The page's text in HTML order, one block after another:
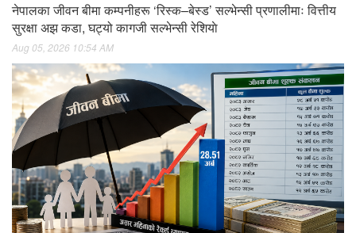
नेपालका जीवन बीमा कम्पनीहरू ‘रिस्क–बेस्ड’ सल्भेन्सी प्रणालीमाः वित्तीय
सुरक्षा अझ कडा, घट्यो कागजी सल्भेन्सी रेशियाे
Aug 05, 2026 10:54 AM